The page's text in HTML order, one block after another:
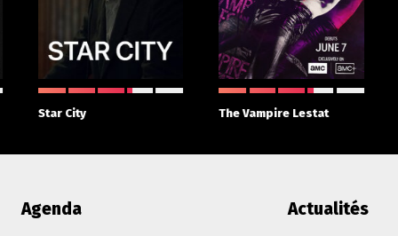
Star City The Vampire Lestat
Agenda Actualités